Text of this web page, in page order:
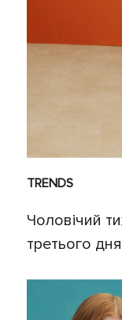
TRENDS
Чоловічий
третього дня